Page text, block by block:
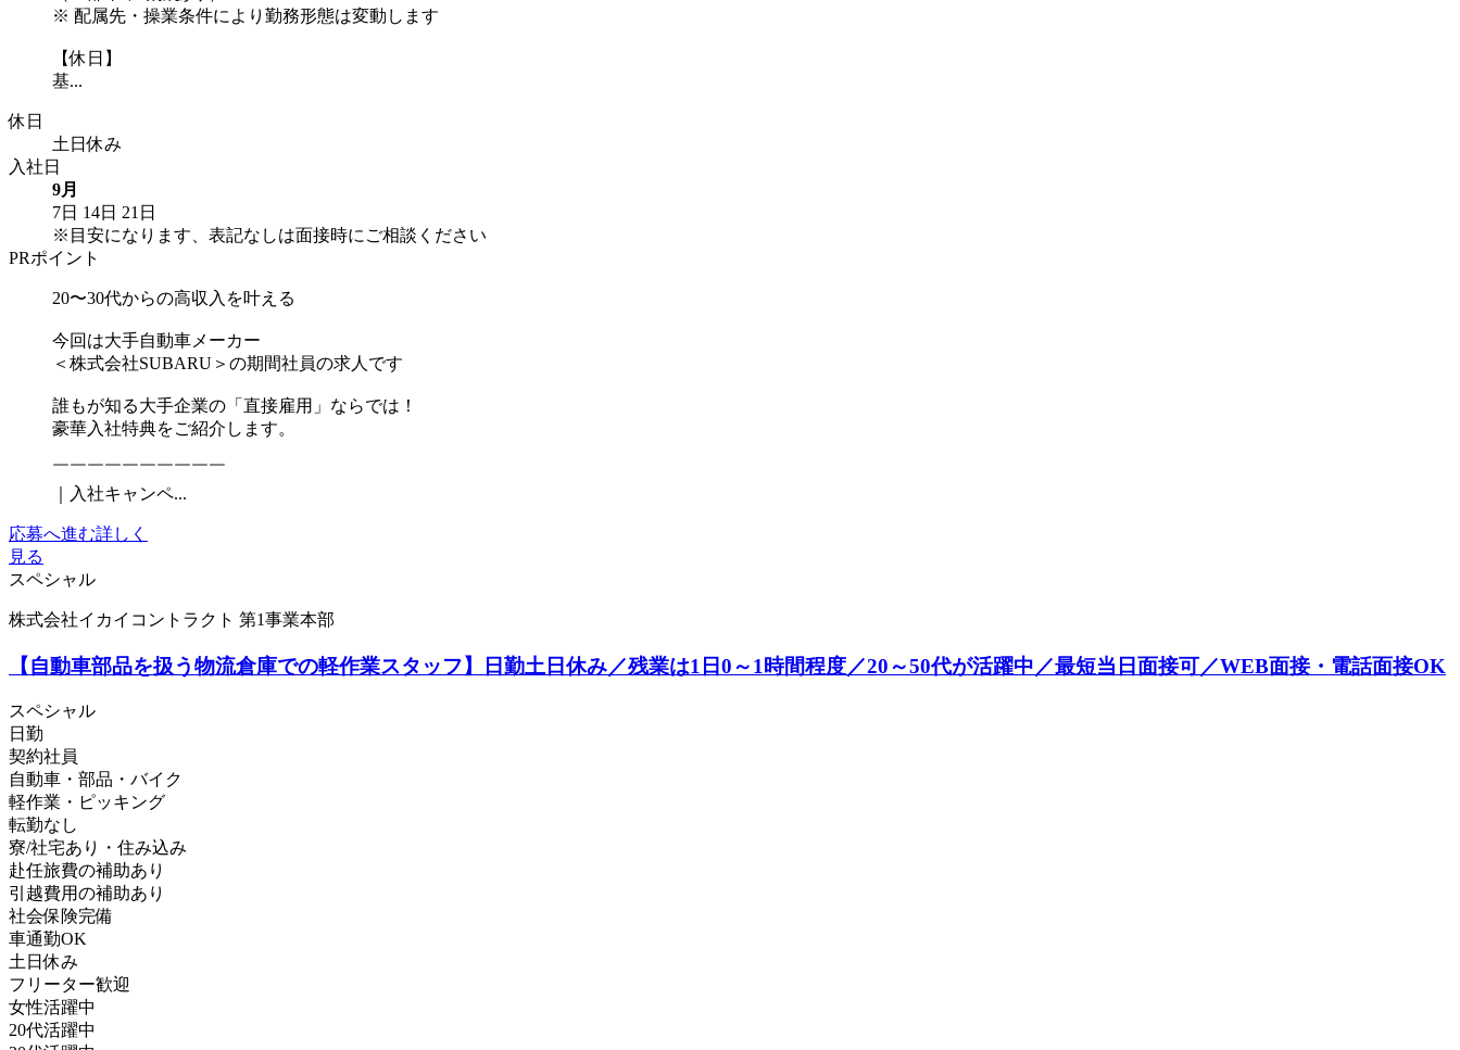
※ 配属先・操業条件により勤務形態は変動します
【休日】
基...
休日
土日休み
入社日
9月
7日 14日 21日
※目安になります、表記なしは面接時にご相談ください
PRポイント
20〜30代からの高収入を叶える
今回は大手自動車メーカー
＜株式会社SUBARU＞の期間社員の求人です
誰もが知る大手企業の「直接雇用」ならでは！
豪華入社特典をご紹介します。
￣￣￣￣￣￣￣￣￣￣
｜入社キャンペ...
応募へ進む詳しく
見る
スペシャル
株式会社イカイコントラクト 第1事業本部
【自動車部品を扱う物流倉庫での軽作業スタッフ】日勤土日休み／残業は1日0～1時間程度／20～50代が活躍中／最短当日面接可／WEB面接・電話面接OK
スペシャル
日勤
契約社員
自動車・部品・バイク
軽作業・ピッキング
転勤なし
寮/社宅あり・住み込み
赴任旅費の補助あり
引越費用の補助あり
社会保険完備
車通勤OK
土日休み
フリーター歓迎
女性活躍中
20代活躍中